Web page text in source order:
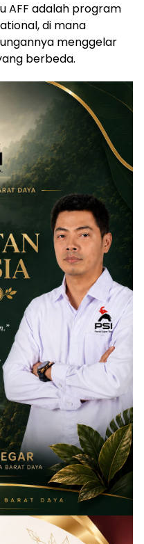
AFF adalah program
di mana
menggelar
berbeda.